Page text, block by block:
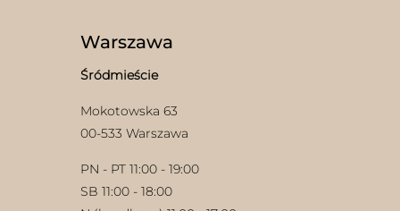
na
produktu
Warszawa
Śródmieście
Mokotowska 63
00-533 Warszawa
PN - PT 11:00 - 19:00
SB 11:00 - 18:00